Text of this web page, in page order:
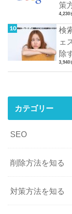
策
4,230
検
ェ
除
3,940
カテゴリー
SEO
削除方法を知る
対策方法を知る